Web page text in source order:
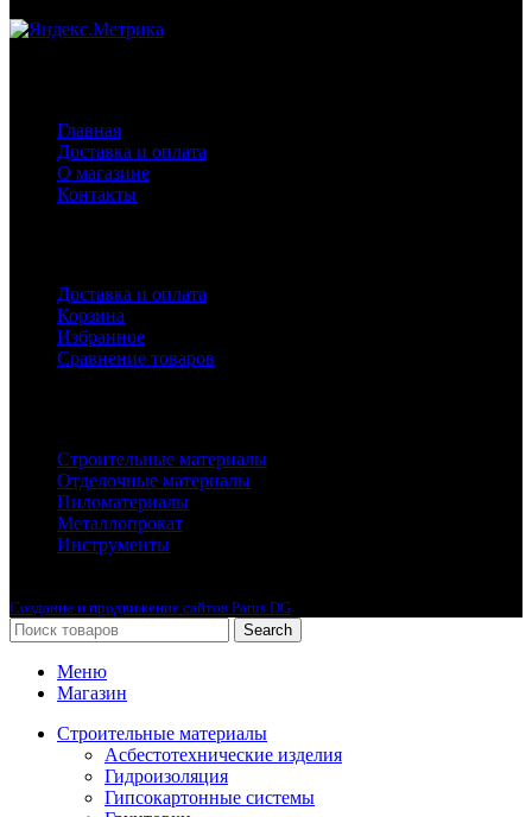
Главная
Доставка и оплата
О магазине
Контакты
Доставка и оплата
Корзина
Избранное
Сравнение товаров
Строительные материалы
Отделочные материалы
Пиломатериалы
Металлопрокат
Инструменты
Создание и продвижение сайтов Parus DG
Search
Меню
Магазин
Строительные материалы
Асбестотехнические изделия
Гидроизоляция
Гипсокартонные системы